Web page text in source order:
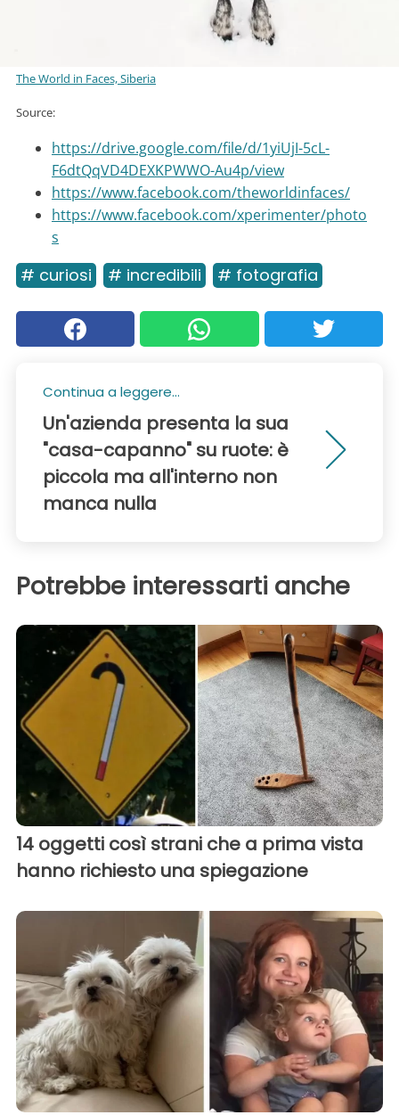
The World in Faces, Siberia
Source:
https://drive.google.com/file/d/1yiUjI-5cL-
F6dtQqVD4DEXKPWWO-Au4p/view
https://www.facebook.com/theworldinfaces/
https://www.facebook.com/xperimenter/photo
s
# curiosi # incredibili # fotografia
Continua a leggere...
Un'azienda presenta la sua
"casa-capanno" su ruote: è
piccola ma all'interno non
manca nulla
Potrebbe interessarti anche
14 oggetti così strani che a prima vista
hanno richiesto una spiegazione